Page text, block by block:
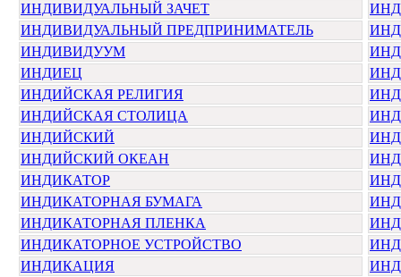
ИНДИВИДУАЛЬНЫЙ ЗАЧЕТ
ИНДИВИДУАЛЬНЫЙ ПРЕДПРИНИМАТЕЛЬ
ИНДИВИДУУМ
ИНДИЕЦ
ИНДИЙСКАЯ РЕЛИГИЯ
ИНДИЙСКАЯ СТОЛИЦА
ИНДИЙСКИЙ
ИНДИЙСКИЙ ОКЕАН
ИНДИКАТОР
ИНДИКАТОРНАЯ БУМАГА
ИНДИКАТОРНАЯ ПЛЕНКА
ИНДИКАТОРНОЕ УСТРОЙСТВО
ИНДИКАЦИЯ